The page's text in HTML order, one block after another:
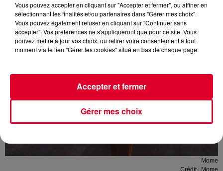
Mome
Crédit : Mome
Vous pouvez accepter en cliquant sur "Accepter et fermer", ou affiner en
sélectionnant les finalités et/ou partenaires dans "Gérer mes choix".
Vous pouvez également refuser en cliquant sur "Continuer sans
accepter". Vos préférences ne s'appliqueront que pour ce site. Vous
pouvez mettre à jour vos choix, ou retirer votre consentement à tout
moment via le lien "Gérer les cookies" situé en bas de chaque page.
Gérer mes choix
Accepter et fermer